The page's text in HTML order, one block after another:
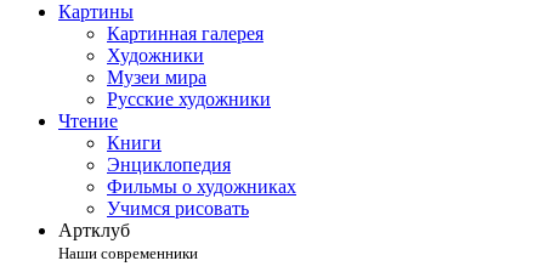
Картины
Картинная галерея
Художники
Музеи мира
Русские художники
Чтение
Книги
Энциклопедия
Фильмы о художниках
Учимся рисовать
Артклуб
Наши современники